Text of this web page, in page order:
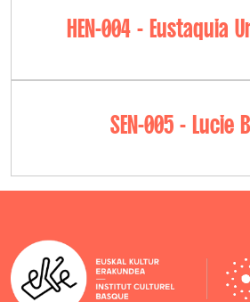
HEN-004 - Eustaquia
SEN-005 - Lucie